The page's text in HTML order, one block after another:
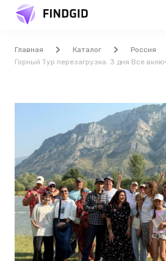
Главная Каталог Россия
Горный Тур перезагрузка. 3 дня Все